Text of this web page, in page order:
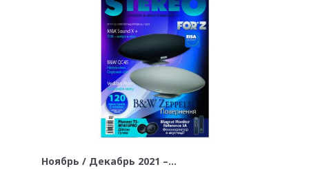
Ноябрь / Декабрь 2021 –…